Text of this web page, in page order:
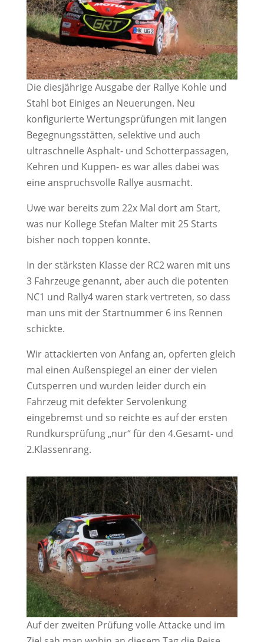
Die diesjährige Ausgabe der Rallye Kohle und
Stahl bot Einiges an Neuerungen. Neu
konfigurierte Wertungsprüfungen mit langen
Begegnungsstätten, selektive und auch
ultraschnelle Asphalt- und Schotterpassagen,
Kehren und Kuppen- es war alles dabei was
eine anspruchsvolle Rallye ausmacht.
Uwe war bereits zum 22x Mal dort am Start,
was nur Kollege Stefan Malter mit 25 Starts
bisher noch toppen konnte.
In der stärksten Klasse der RC2 waren mit uns
3 Fahrzeuge genannt, aber auch die potenten
NC1 und Rally4 waren stark vertreten, so dass
man uns mit der Startnummer 6 ins Rennen
schickte.
Wir attackierten von Anfang an, opferten gleich
mal einen Außenspiegel an einer der vielen
Cutsperren und wurden leider durch ein
Fahrzeug mit defekter Servolenkung
eingebremst und so reichte es auf der ersten
Rundkursprüfung „nur“ für den 4.Gesamt- und
2.Klassenrang.
Auf der zweiten Prüfung volle Attacke und im